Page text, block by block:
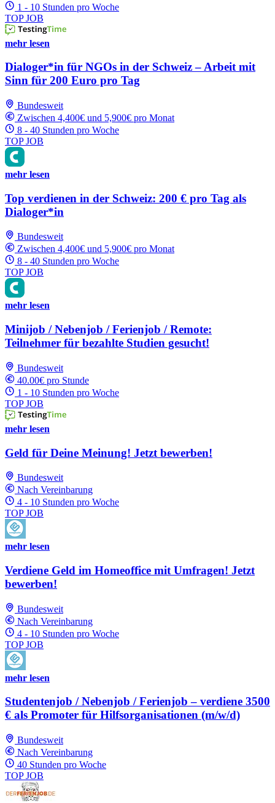
1 - 10 Stunden pro Woche
TOP JOB
mehr lesen
Dialoger*in für NGOs in der Schweiz – Arbeit mit
Sinn für 200 Euro pro Tag
Bundesweit
Zwischen 4,400€ und 5,900€ pro Monat
8 - 40 Stunden pro Woche
TOP JOB
mehr lesen
Top verdienen in der Schweiz: 200 € pro Tag als
Dialoger*in
Bundesweit
Zwischen 4,400€ und 5,900€ pro Monat
8 - 40 Stunden pro Woche
TOP JOB
mehr lesen
Minijob / Nebenjob / Ferienjob / Remote:
Teilnehmer für bezahlte Studien gesucht!
Bundesweit
40.00€ pro Stunde
1 - 10 Stunden pro Woche
TOP JOB
mehr lesen
Geld für Deine Meinung! Jetzt bewerben!
Bundesweit
Nach Vereinbarung
4 - 10 Stunden pro Woche
TOP JOB
mehr lesen
Verdiene Geld im Homeoffice mit Umfragen! Jetzt
bewerben!
Bundesweit
Nach Vereinbarung
4 - 10 Stunden pro Woche
TOP JOB
mehr lesen
Studentenjob / Nebenjob / Ferienjob – verdiene 3500
€ als Promoter für Hilfsorganisationen (m/w/d)
Bundesweit
Nach Vereinbarung
40 Stunden pro Woche
TOP JOB